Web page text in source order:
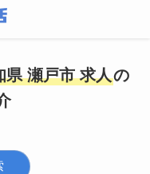
県 瀬戸市 求人の